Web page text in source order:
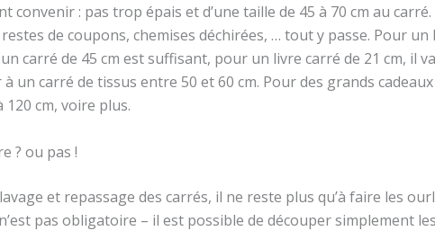
convenir : pas trop épais et d’une taille de 45 à 70 cm au carré.
de coupons, chemises déchirées, … tout y passe. Pour un
carré de 45 cm est suffisant, pour un livre carré de 21 cm, il
à un carré de tissus entre 50 et 60 cm. Pour des grands
120 cm, voire plus.
? ou pas !
et repassage des carrés, il ne reste plus qu’à faire les
pas obligatoire – il est possible de découper simplement